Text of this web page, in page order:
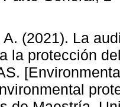
(2021). La
la protección